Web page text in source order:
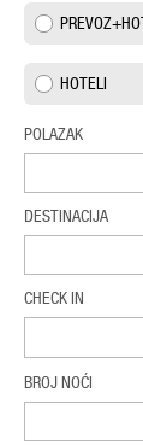
HOTELI
POLAZAK
DESTINACIJA
CHECK IN
BROJ NOĆI